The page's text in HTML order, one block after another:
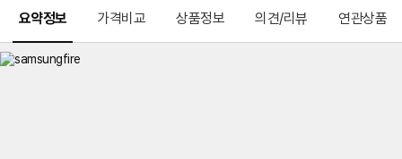
선
택
약
정
요약정보 가격비교 상품정보 의견/리뷰 연관상품